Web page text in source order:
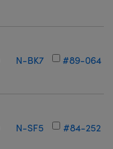
N-BK7 #89-064
N-SF5 #84-252